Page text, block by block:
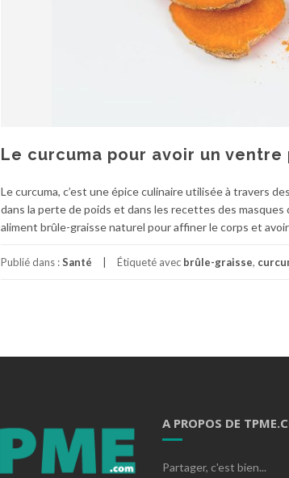
Le curcuma pour avoir un ventre
Le curcuma, c’est une épice culinaire utilisée à travers
dans la perte de poids et dans les recettes des
aliment brûle-graisse naturel pour affiner le corps et
Publié dans :Santé Étiqueté avec brûle-graisse,
A PROPOS DE
Partager, c'est bien...